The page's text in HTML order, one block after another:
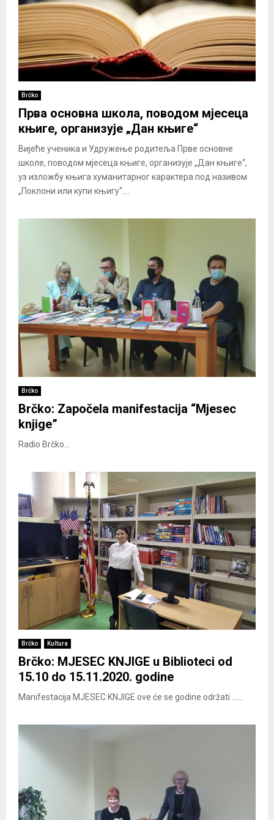
Brčko
Прва основна школа, поводом мјесеца
књиге, организује „Дан књиге“
Вијеће ученика и Удружење родитеља Прве основне
школе, поводом мјесеца књиге, организује „Дан књиге“,
уз изложбу књига хуманитарног карактера под називом
„Поклони или купи књигу“....
Brčko
Brčko: Započela manifestacija “Mjesec
knjige”
Radio Brčko...
Brčko Kultura
Brčko: MJESEC KNJIGE u Biblioteci od
15.10 do 15.11.2020. godine
Manifestacija MJESEC KNJIGE ove će se godine održati ......